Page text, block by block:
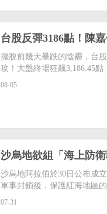
台股反彈3186點！陳
擺脫前幾天暴跌的陰霾，台
攻！大盤終場狂飆3,186.45點
08-05
沙烏地欲組「海上防
沙烏地阿拉伯於30日公布成
軍事封鎖後，保護紅海地區
07-31